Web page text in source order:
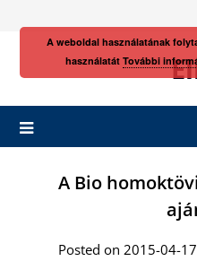
A Bio
Posted on 2015-04-17
A weboldal használatának
használatát További